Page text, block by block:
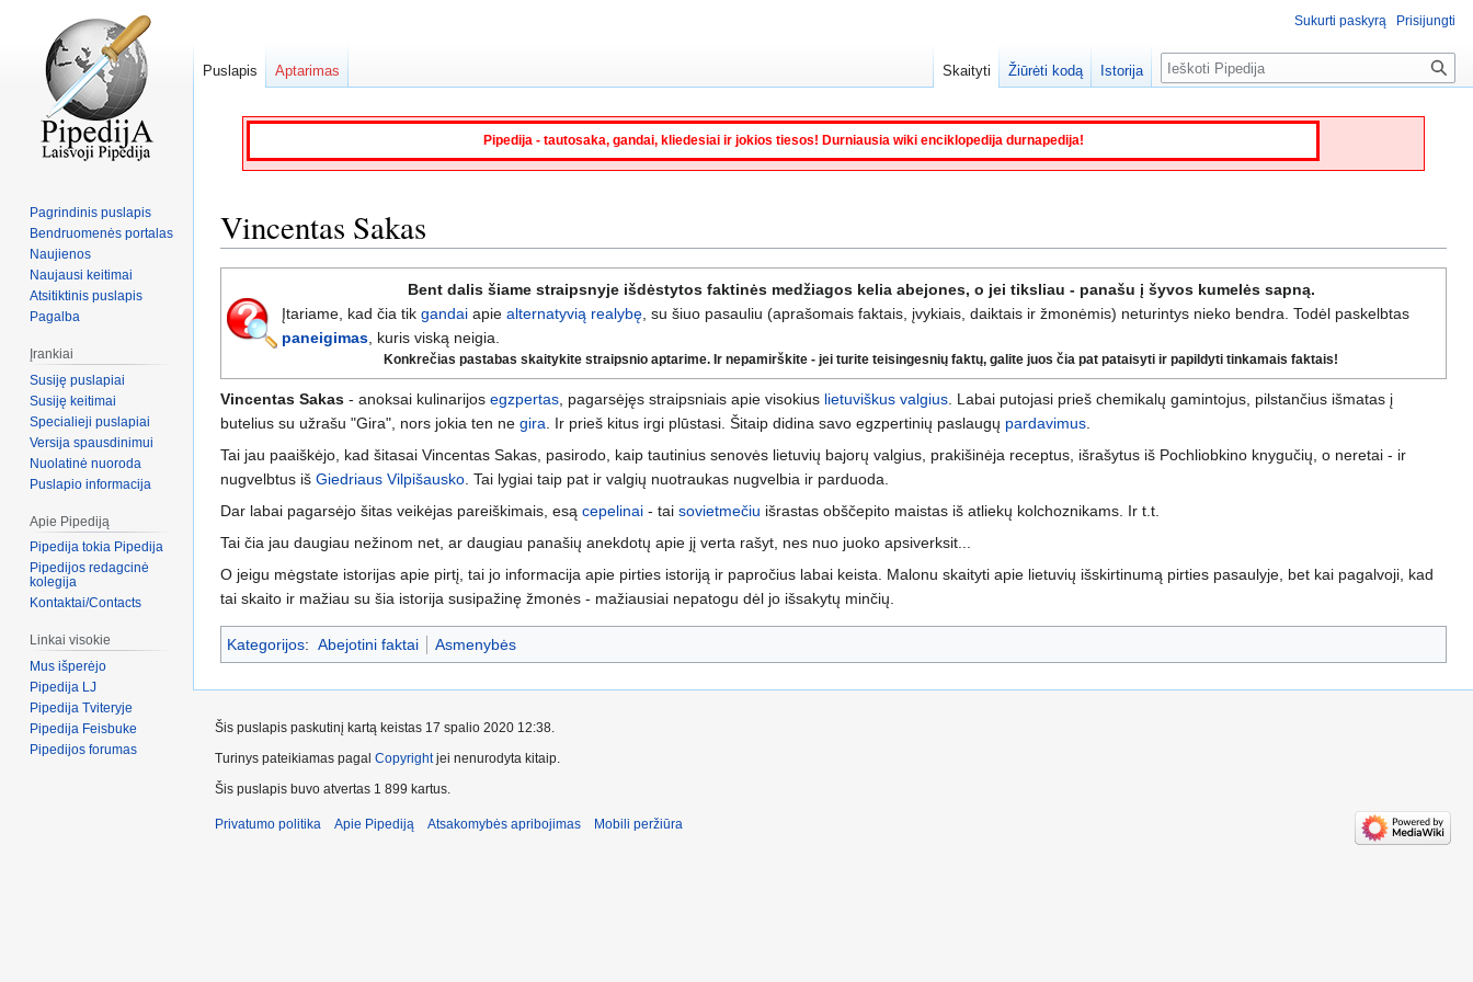
Pipedija - tautosaka, gandai, kliedesiai ir jokios tiesos! Durniausia wiki enciklopedija durnapedija!
Vincentas Sakas
to
navigation
to
search
Bent dalis šiame straipsnyje išdėstytos faktinės medžiagos kelia abejones, o jei tiksliau - panašu į šyvos kumelės sapną.
Įtariame, kad čia tik gandai apie alternatyvią realybę , su šiuo pasauliu (aprašomais faktais, įvykiais, daiktais ir žmonėmis) neturintys nieko bendra. Todėl paskelbtas
paneigimas , kuris viską neigia.
Konkrečias pastabas skaitykite straipsnio aptarime. Ir nepamirškite - jei turite teisingesnių faktų, galite juos čia pat pataisyti ir papildyti tinkamais faktais!
Vincentas Sakas - anoksai kulinarijos egzpertas , pagarsėjęs straipsniais apie visokius lietuviškus valgius . Labai putojasi prieš chemikalų gamintojus, pilstančius išmatas į
butelius su užrašu "Gira", nors jokia ten ne gira . Ir prieš kitus irgi plūstasi. Šitaip didina savo egzpertinių paslaugų pardavimus
Tai jau paaiškėjo, kad šitasai Vincentas Sakas, pasirodo, kaip tautinius senovės lietuvių bajorų valgius, prakišinėja receptus, išrašytus iš Pochliobkino knygučių, o neretai - ir
nugvelbtus iš Giedriaus Vilpišausko . Tai lygiai taip pat ir valgių nuotraukas nugvelbia ir parduoda.
Dar labai pagarsėjo šitas veikėjas pareiškimais, esą cepelinai - tai sovietmečiu išrastas obščepito maistas iš atliekų kolchoznikams. Ir t.t.
Tai čia jau daugiau nežinom net, ar daugiau panašių anekdotų apie jį verta rašyt, nes nuo juoko apsiverksit...
O jeigu mėgstate istorijas apie pirtį, tai jo informacija apie pirties istoriją ir papročius labai keista. Malonu skaityti apie lietuvių išskirtinumą pirties pasaulyje, bet kai pagalvoji, kad
tai skaito ir mažiau su šia istorija susipažinę žmonės - mažiausiai nepatogu dėl jo išsakytų minčių.
Kategorijos: Abejotini faktai Asmenybės
Sukurti paskyrą Prisijungti
Puslapis Aptarimas Skaityti Žiūrėti kodą Istorija Paieška
Pagrindinis puslapis
Bendruomenės portalas
Naujienos
Naujausi keitimai
Atsitiktinis puslapis
Pagalba
Įrankiai
Susiję puslapiai
Susiję keitimai
Specialieji puslapiai
Versija spausdinimui
Nuolatinė nuoroda
Puslapio informacija
Apie Pipediją
Pipedija tokia Pipedija
Pipedijos redagcinė
kolegija
Kontaktai/Contacts
Linkai visokie
Mus išperėjo
Pipedija LJ
Pipedija Tviteryje
Pipedija Feisbuke
Pipedijos forumas
Šis puslapis paskutinį kartą keistas 17 spalio 2020 12:38.
Turinys pateikiamas pagal Copyrightjei nenurodyta kitaip.
Šis puslapis buvo atvertas 1 899 kartus.
Privatumo politika Apie Pipediją Atsakomybės apribojimas Mobili peržiūra